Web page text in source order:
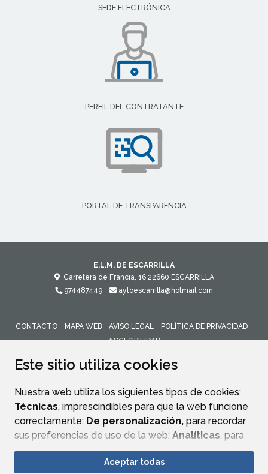
Este sitio utiliza cookies
Nuestra web utiliza los siguientes tipos de cookies:
Técnicas, imprescindibles para que la web funcione
correctamente; De personalización, para recordar
sus preferencias de uso de la web; Analíticas, para
mejorar el funcionamiento de la web y sus servicios.
Aceptar todas
SEDE ELECTRÓNICA
PERFIL DEL CONTRATANTE
PORTAL DE TRANSPARENCIA
E.L.M. DE ESCARRILLA
Carretera de Francia, 16 22660 ESCARRILLA
974487449
aytoescarrilla@hotmail.com
CONTACTO MAPA WEB AVISO LEGAL
POLÍTICA DE PRIVACIDAD
ACCESIBILIDAD